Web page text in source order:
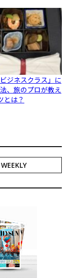
ジネスクラス」に
、旅のプロが教え
とは？
WEEKLY